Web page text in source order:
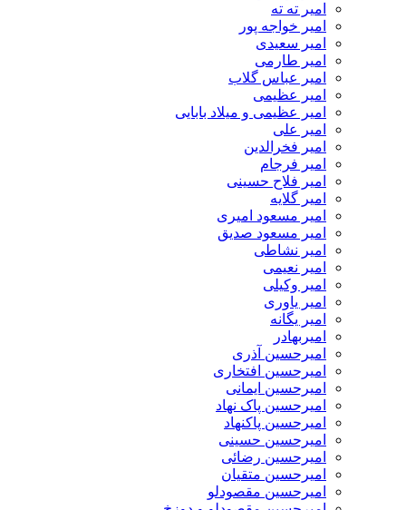
امیر ته ته
امیر خواجه پور
امیر سعیدی
امیر طارمی
امیر عباس گلاب
امیر عظیمی
امیر عظیمی و میلاد بابایی
امیر علی
امیر فخرالدین
امیر فرجام
امیر فلاح حسینی
امیر گلایه
امیر مسعود امیری
امیر مسعود صدیق
امیر نشاطی
امیر نعیمی
امیر وکیلی
امیر یاوری
امیر یگانه
امیربهادر
امیرحسین آذری
امیرحسین افتخاری
امیرحسین ایمانی
امیرحسین پاک نهاد
امیرحسین پاکنهاد
امیرحسین حسینی
امیرحسین رضائی
امیرحسین متقیان
امیرحسین مقصودلو